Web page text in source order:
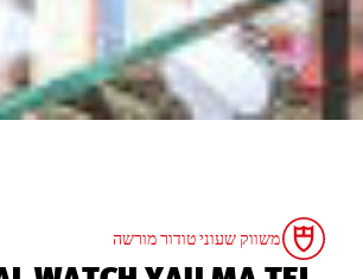
משווק שעוני טודור מורשה